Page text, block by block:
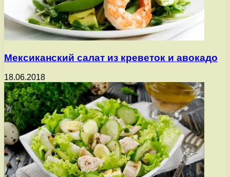
Мексиканский салат из креветок и авокадо
18.06.2018